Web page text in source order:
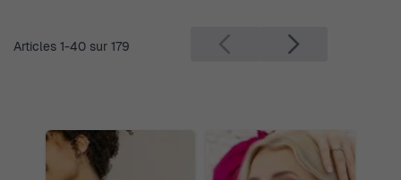
Articles 1-40 sur 179